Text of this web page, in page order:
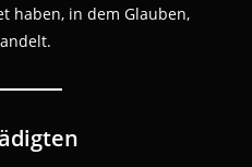
haben, in dem Glauben,